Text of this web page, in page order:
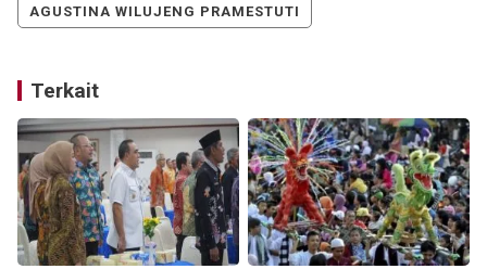
AGUSTINA WILUJENG PRAMESTUTI
Terkait